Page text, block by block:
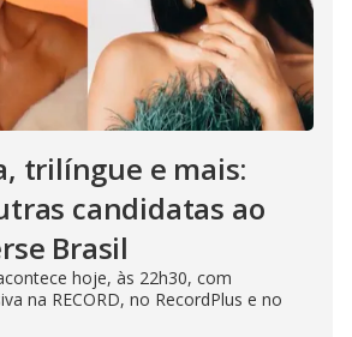
trilíngue e mais:
candidatas ao
Brasil
hoje, às 22h30, com
na RECORD, no RecordPlus e no